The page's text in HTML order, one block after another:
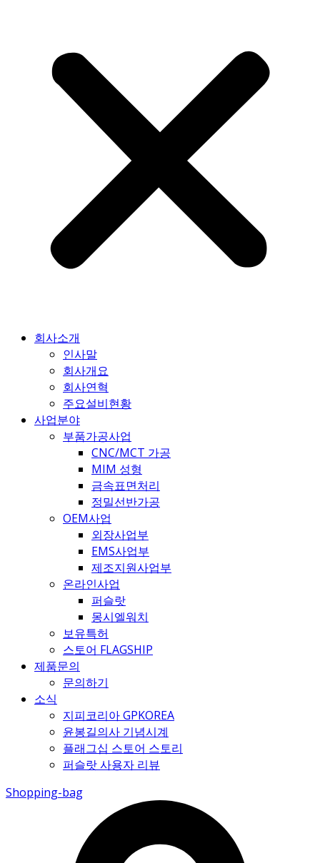
회사소개
인사말
회사개요
회사연혁
주요설비현황
사업분야
부품가공사업
CNC/MCT 가공
MIM 성형
금속표면처리
정밀선반가공
OEM사업
외장사업부
EMS사업부
제조지원사업부
온라인사업
퍼슬랏
몽시엘워치
보유특허
스토어 FLAGSHIP
제품문의
문의하기
소식
지피코리아 GPKOREA
윤봉길의사 기념시계
플래그십 스토어 스토리
퍼슬랏 사용자 리뷰
Shopping-bag